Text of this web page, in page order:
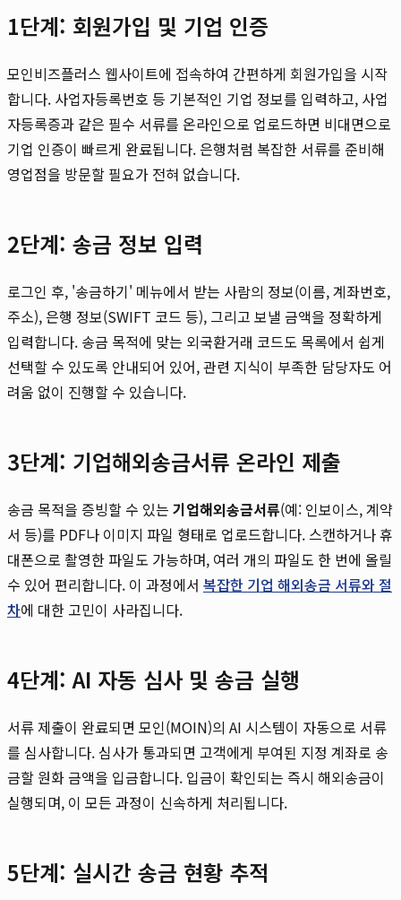
1단계: 회원가입 및 기업 인증
모인비즈플러스 웹사이트에 접속하여 간편하게 회원가입을 시작
합니다. 사업자등록번호 등 기본적인 기업 정보를 입력하고, 사업
자등록증과 같은 필수 서류를 온라인으로 업로드하면 비대면으로
기업 인증이 빠르게 완료됩니다. 은행처럼 복잡한 서류를 준비해
영업점을 방문할 필요가 전혀 없습니다.
2단계: 송금 정보 입력
로그인 후, '송금하기' 메뉴에서 받는 사람의 정보(이름, 계좌번호,
주소), 은행 정보(SWIFT 코드 등), 그리고 보낼 금액을 정확하게
입력합니다. 송금 목적에 맞는 외국환거래 코드도 목록에서 쉽게
선택할 수 있도록 안내되어 있어, 관련 지식이 부족한 담당자도 어
려움 없이 진행할 수 있습니다.
3단계: 기업해외송금서류 온라인 제출
송금 목적을 증빙할 수 있는 기업해외송금서류(예: 인보이스, 계약
서 등)를 PDF나 이미지 파일 형태로 업로드합니다. 스캔하거나 휴
대폰으로 촬영한 파일도 가능하며, 여러 개의 파일도 한 번에 올릴
수 있어 편리합니다. 이 과정에서 복잡한 기업 해외송금 서류와 절
차에 대한 고민이 사라집니다.
4단계: AI 자동 심사 및 송금 실행
서류 제출이 완료되면 모인(MOIN)의 AI 시스템이 자동으로 서류
를 심사합니다. 심사가 통과되면 고객에게 부여된 지정 계좌로 송
금할 원화 금액을 입금합니다. 입금이 확인되는 즉시 해외송금이
실행되며, 이 모든 과정이 신속하게 처리됩니다.
5단계: 실시간 송금 현황 추적